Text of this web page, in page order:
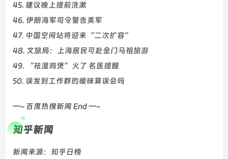
45. 建议晚上提前洗漱
46. 伊朗海军司令警告美军
47. 中国空间站将迎来“二次扩容”
48. 文旅局：上海居民可赴金门马祖旅游
49. “祛湿鸡煲”火了 名医提醒
50. 误发到工作群的暧昧算误会吗
—- 百度热搜新闻 End —-
知乎新闻
新闻来源：知乎日榜